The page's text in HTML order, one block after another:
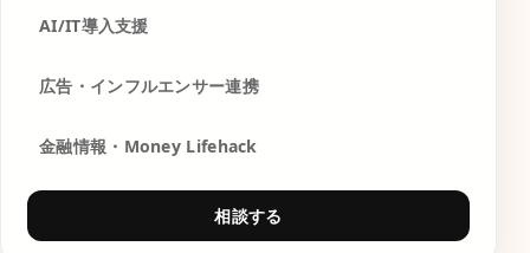
AI/IT導入支援
広告・インフルエンサー連携
金融情報・Money Lifehack
相談する